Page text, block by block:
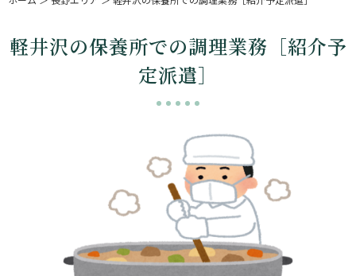
軽井沢の保養所での調理業務［紹介予
定派遣］